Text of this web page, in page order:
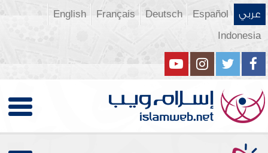
عربي Español
Deutsch
Français
English
Indonesia